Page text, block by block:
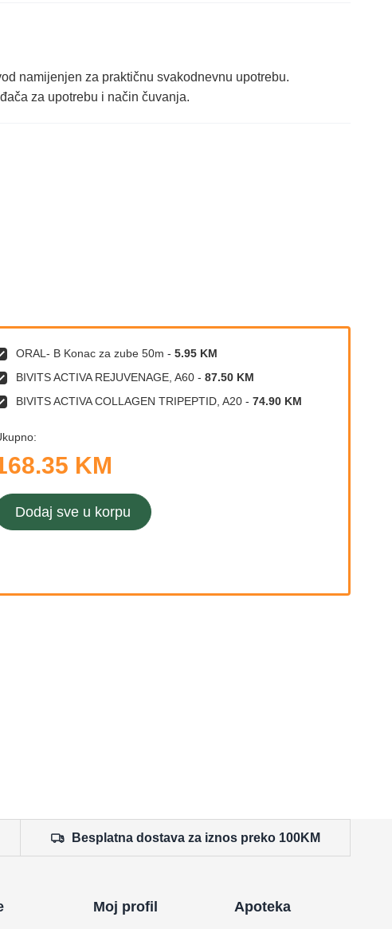
namijenjen za praktičnu svakodnevnu upotrebu.
za upotrebu i način čuvanja.
ORAL- B Konac za zube 50m -5.95 KM
BIVITS ACTIVA REJUVENAGE, A60 -87.50 KM
BIVITS ACTIVA COLLAGEN TRIPEPTID, A20 -74.90 KM
KM
Dodaj sve u korpu
Besplatna dostava za iznos preko 100KM
Moj profil Apoteka